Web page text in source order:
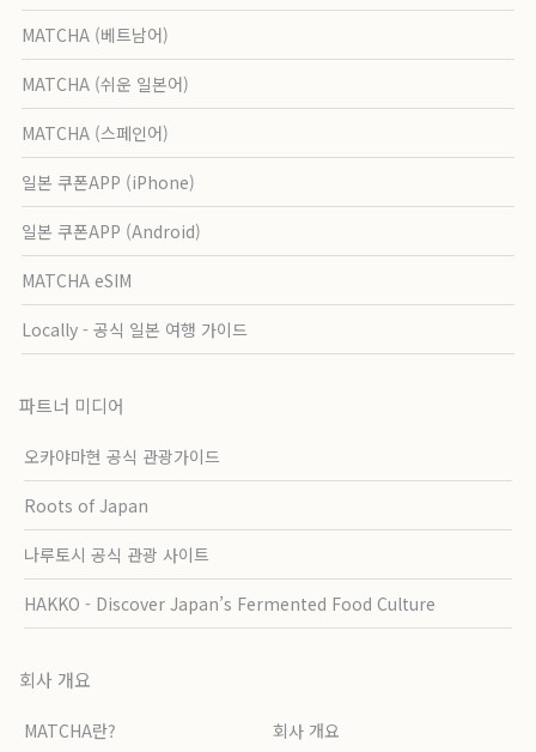
MATCHA (베트남어)
MATCHA (쉬운 일본어)
MATCHA (스페인어)
일본 쿠폰APP (iPhone)
일본 쿠폰APP (Android)
MATCHA eSIM
Locally - 공식 일본 여행 가이드
파트너 미디어
오카야마현 공식 관광가이드
Roots of Japan
나루토시 공식 관광 사이트
HAKKO - Discover Japan’s Fermented Food Culture
회사 개요
MATCHA란? 회사 개요